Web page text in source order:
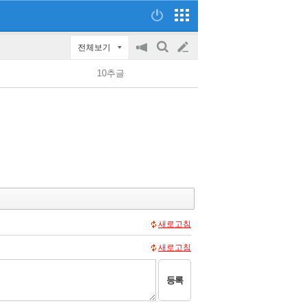
전체보기
공
on/off
검
글
쓰
10추글
새로고침
새로고침
등록